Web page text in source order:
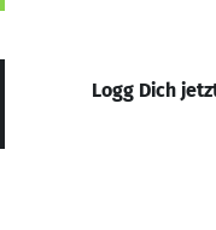
Logg Dich